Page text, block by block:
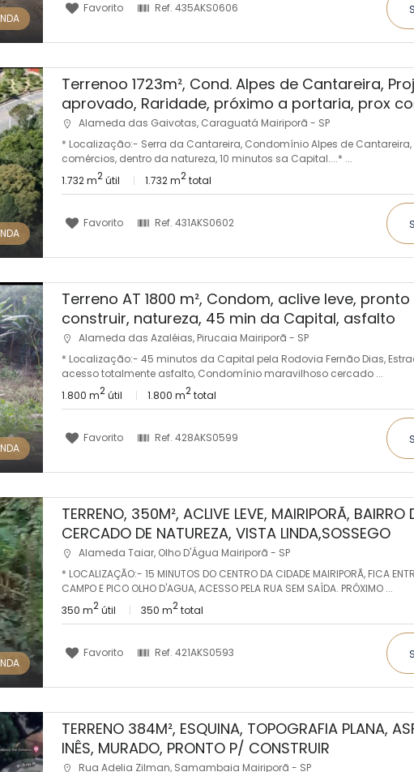
Favorito Ref. 435AKS0606
Terrenoo 1723m², Cond. Alpes de Cantareira,
aprovado, Raridade, próximo a portaria, prox
Alameda das Gaivotas, Caraguatá Mairiporã - SP
* Localização:- Serra da Cantareira, Condomínio Alpes de
comércios, dentro da natureza, 10 minutos sa Capital....* ...
1.732 m2útil 1.732 m2total
Favorito Ref. 431AKS0602
Terreno AT 1800 m², Condom, aclive leve,
construir, natureza, 45 min da Capital, asfalto
Alameda das Azaléias, Pirucaia Mairiporã - SP
* Localização:- 45 minutos da Capital pela Rodovia Fernão Dias,
acesso totalmente asfalto, Condomínio maravilhoso cercado ...
1.800 m2útil 1.800 m2total
Favorito Ref. 428AKS0599
TERRENO, 350M², ACLIVE LEVE, MAIRIPORÃ, BAIRRO
CERCADO DE NATUREZA, VISTA LINDA,SOSSEGO
Alameda Taiar, Olho D'Água Mairiporã - SP
* LOCALIZAÇÃO:- 15 MINUTOS DO CENTRO DA CIDADE MAIRIPORÃ, FICA
CAMPO E PICO OLHO D'AGUA, ACESSO PELA RUA SEM SAÍDA. PRÓXIMO ...
350 m2útil 350 m2total
Favorito Ref. 421AKS0593
TERRENO 384M², ESQUINA, TOPOGRAFIA PLANA,
INÊS, MURADO, PRONTO P/ CONSTRUIR
Rua Adelia Zilman, Samambaia Mairiporã - SP